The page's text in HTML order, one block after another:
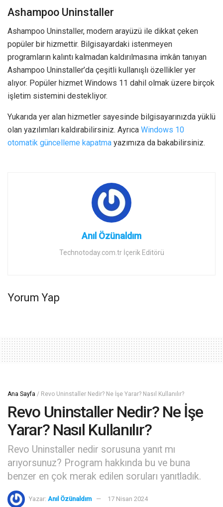
Ashampoo Uninstaller
Ashampoo Uninstaller, modern arayüzü ile dikkat çeken
popüler bir hizmettir. Bilgisayardaki istenmeyen
programların kalıntı kalmadan kaldırılmasına imkân tanıyan
Ashampoo Uninstaller’da çeşitli kullanışlı özellikler yer
alıyor. Popüler hizmet Windows 11 dahil olmak üzere birçok
işletim sistemini destekliyor.
Yukarıda yer alan hizmetler sayesinde bilgisayarınızda yüklü
olan yazılımları kaldırabilirsiniz. Ayrıca Windows 10
otomatik güncelleme kapatma yazımıza da bakabilirsiniz.
Anıl Özünaldım
Technotoday.com.tr İçerik Editörü
Yorum Yap
Ana Sayfa / Revo Uninstaller Nedir? Ne İşe Yarar? Nasıl Kullanılır?
Revo Uninstaller Nedir? Ne İşe
Yarar? Nasıl Kullanılır?
Revo Uninstaller nedir sorusuna yanıt mı
arıyorsunuz? Program hakkında bu ve buna
benzer en çok merak edilen soruları yanıtladık.
Yazar: Anıl Özünaldım 17 Nisan 2024